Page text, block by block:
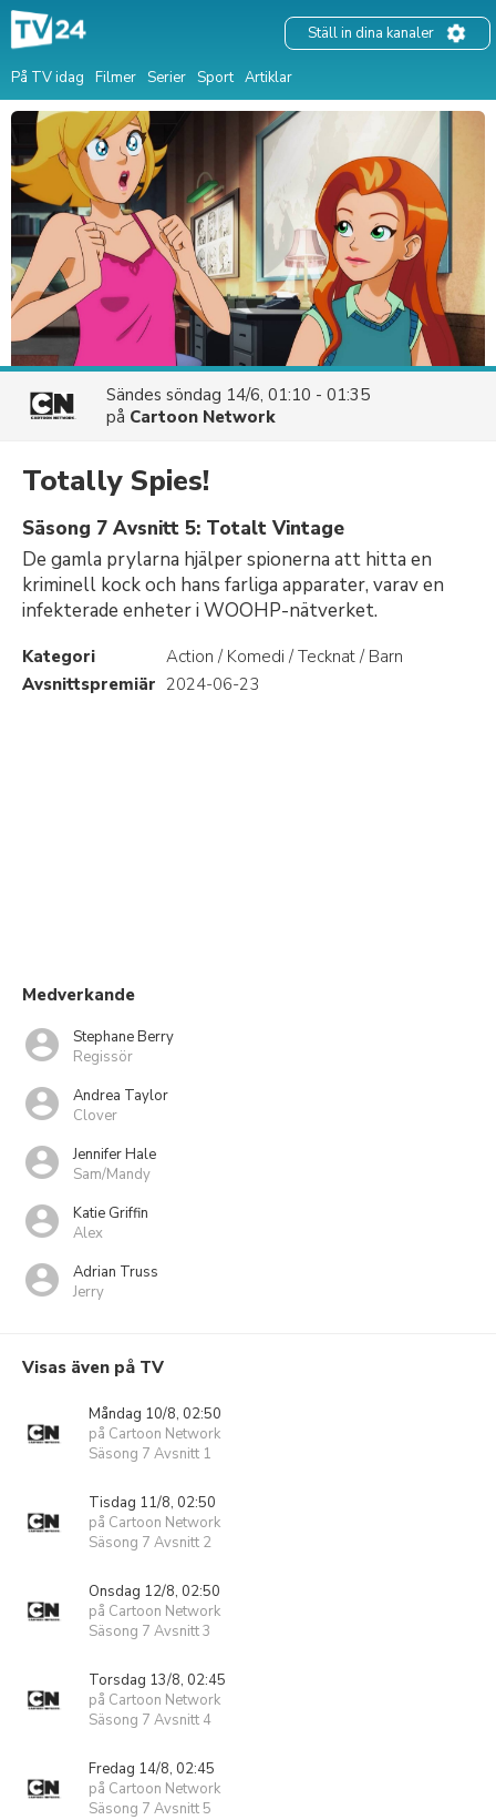
På TV idag Filmer Serier Sport Artiklar
Ställ in dina kanaler
Sändes söndag 14/6, 01:10 - 01:35
på Cartoon Network
Totally Spies!
Säsong 7 Avsnitt 5: Totalt Vintage
De gamla prylarna hjälper spionerna att hitta en
kriminell kock och hans farliga apparater, varav en
infekterade enheter i WOOHP-nätverket.
Kategori
Action / Komedi / Tecknat / Barn
Avsnittspremiär 2024-06-23
Medverkande
Stephane Berry
Regissör
Andrea Taylor
Clover
Jennifer Hale
Sam/Mandy
Katie Griffin
Alex
Adrian Truss
Jerry
Visas även på TV
Måndag 10/8, 02:50
på Cartoon Network
Säsong 7 Avsnitt 1
Tisdag 11/8, 02:50
på Cartoon Network
Säsong 7 Avsnitt 2
Onsdag 12/8, 02:50
på Cartoon Network
Säsong 7 Avsnitt 3
Torsdag 13/8, 02:45
på Cartoon Network
Säsong 7 Avsnitt 4
Fredag 14/8, 02:45
på Cartoon Network
Säsong 7 Avsnitt 5